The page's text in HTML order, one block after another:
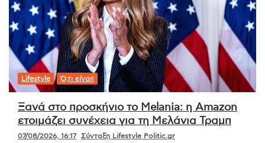
Lifestyle Ό,τι είναι!
Ξανά στο προσκήνιο το Melania: η Amazon
ετοιμάζει συνέχεια για τη Μελάνια Τραμπ
07/08/2026, 16:17 Σύνταξη Lifestyle Politic.gr